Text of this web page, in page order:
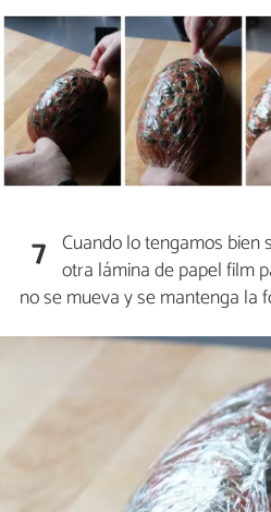
7 Cuando lo tengamos
otra lámina de papel film
no se mueva y se mantenga la